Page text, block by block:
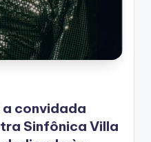
a convidada
Sinfônica Villa